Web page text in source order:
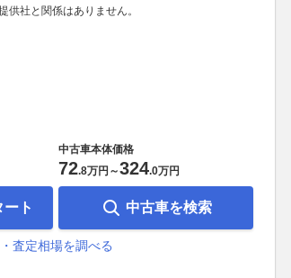
社と関係はありません。
ト
中古車本体価格
72.8万円 ～324.0万円
中古車を検索
査定相場を調べる